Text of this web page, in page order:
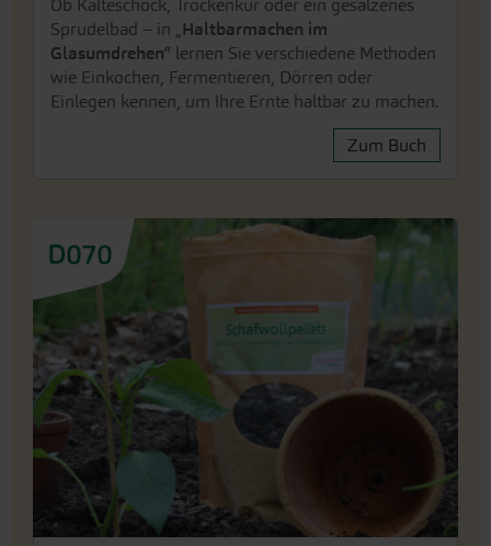
Zum Buch
Schafwollpellets
Neu im Onlineshop: Der unkomplizierte
Langzeitdünger aus reiner Schafschurwolle – ideal
dosierbar und vielseitig einsetzbar.